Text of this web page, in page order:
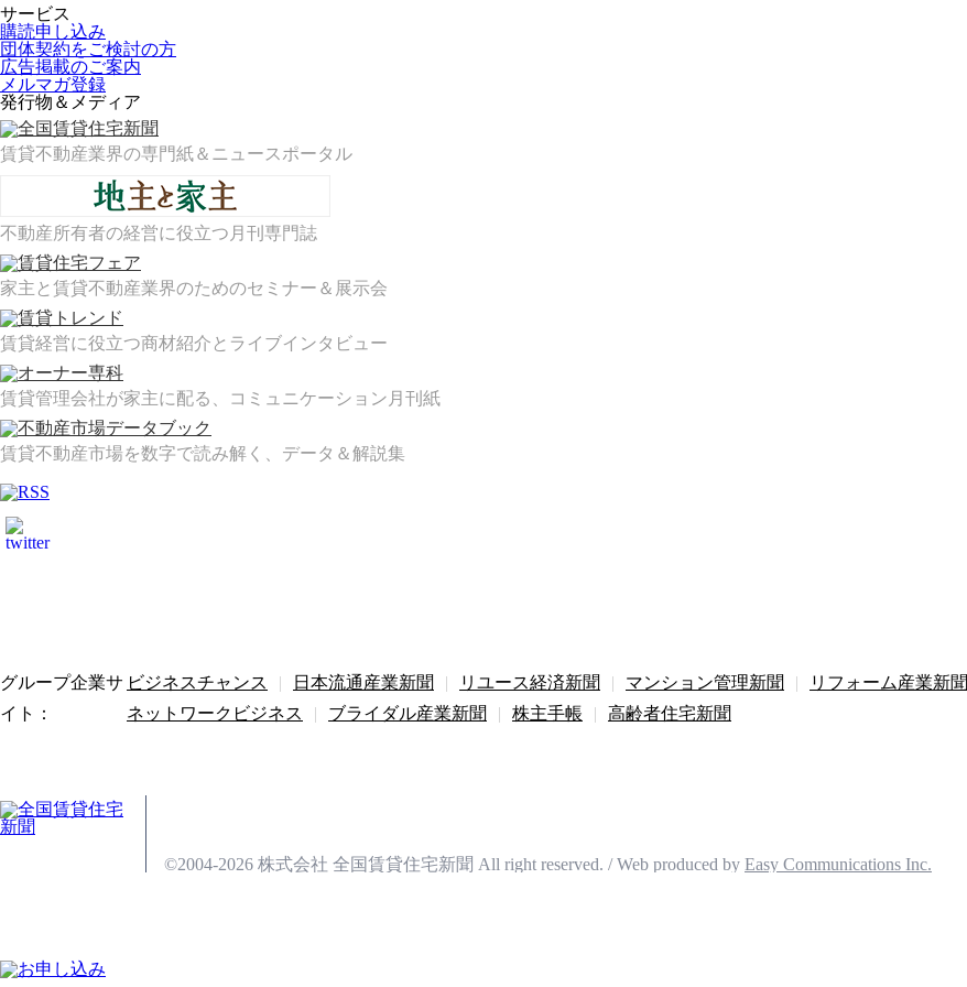
サービス
購読申し込み
団体契約をご検討の方
広告掲載のご案内
メルマガ登録
発行物＆メディア
賃貸不動産業界の専門紙＆ニュースポータル
不動産所有者の経営に役立つ月刊専門誌
家主と賃貸不動産業界のためのセミナー＆展示会
賃貸経営に役立つ商材紹介とライブインタビュー
賃貸管理会社が家主に配る、コミュニケーション月刊紙
賃貸不動産市場を数字で読み解く、データ＆解説集
グループ企業サ
イト：
ビジネスチャンス | 日本流通産業新聞 | リユース経済新聞 | マンション管理新聞 | リフォーム産業新聞
ネットワークビジネス
| ブライダル産業新聞 | 株主手帳 | 高齢者住宅新聞
©2004-2026 株式会社 全国賃貸住宅新聞 All right reserved. / Web produced by Easy Communications Inc.